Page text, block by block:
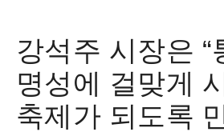
강석주 시장은 “
명성에 걸맞게
축제가 되도록